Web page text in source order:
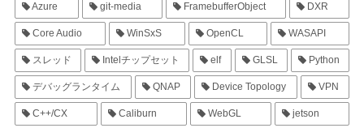
Azure git-media FramebufferObject DXR
Core Audio WinSxS OpenCL WASAPI
スレッド Intelチップセット elf GLSL Python
デバッグランタイム QNAP Device Topology VPN
C++/CX Caliburn WebGL jetson